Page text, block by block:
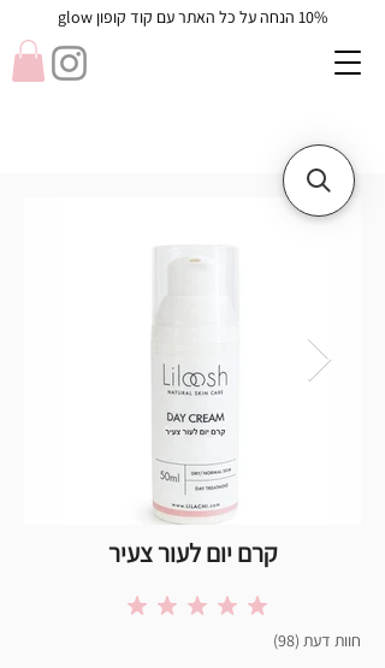
10% הנחה על כל האתר עם קוד קופון glow
קרם יום לעור צעיר
הדירוג הממוצא הוא 5 מתוך 5
(98) חוות דעת